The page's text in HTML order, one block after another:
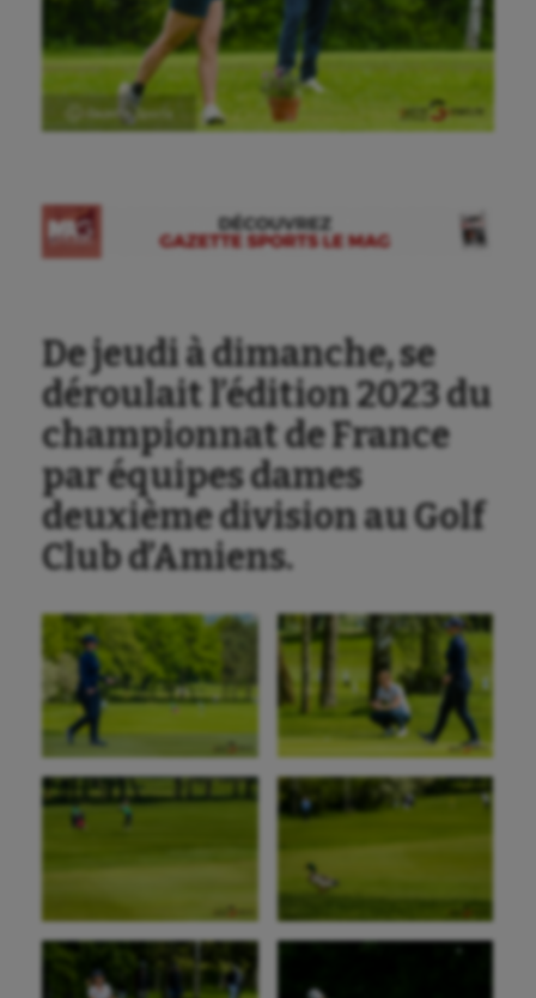
Ⓒ Gazette Sports
De jeudi à dimanche, se
déroulait l’édition 2023 du
championnat de France
par équipes dames
deuxième division au Golf
Club d’Amiens.